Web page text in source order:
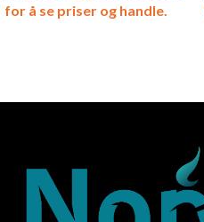
for å se priser og handle.